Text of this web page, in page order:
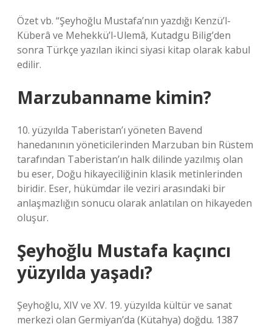
Özet vb. “Şeyhoğlu Mustafa’nın yazdığı Kenzü’l-
Küberâ ve Mehekkü’l-Ulemâ, Kutadgu Bilig’den
sonra Türkçe yazılan ikinci siyasi kitap olarak kabul
edilir.
Marzubanname kimin?
10. yüzyılda Taberistan’ı yöneten Bavend
hanedanının yöneticilerinden Marzuban bin Rüstem
tarafından Taberistan’ın halk dilinde yazılmış olan
bu eser, Doğu hikayeciliğinin klasik metinlerinden
biridir. Eser, hükümdar ile veziri arasındaki bir
anlaşmazlığın sonucu olarak anlatılan on hikayeden
oluşur.
Şeyhoğlu Mustafa kaçıncı
yüzyılda yaşadı?
Şeyhoğlu, XIV ve XV. 19. yüzyılda kültür ve sanat
merkezi olan Germiyan’da (Kütahya) doğdu. 1387